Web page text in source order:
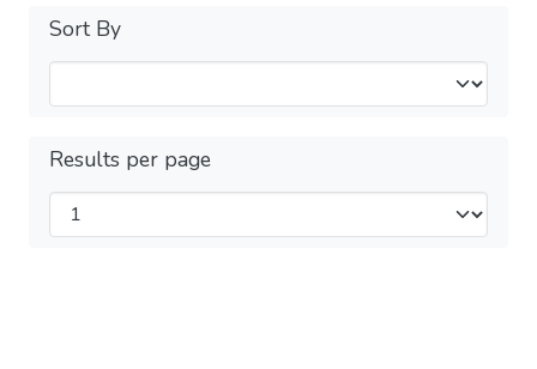
Sort By
Results per page